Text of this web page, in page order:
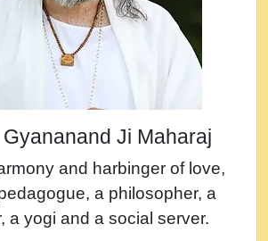
से प्रीत, यूहीं दिन बीतते जाते हैं ।
- Swami Gyananand Ji
गपल गद फर, पयर महन न रझद फर! shri
रह लडडल... अपन खट करम क !!!! मह दद
कसन सवर तर बगर Shri ravinandan
Ji Maharaj
and harbinger of love,
a philosopher, a
a yogi and a social server.